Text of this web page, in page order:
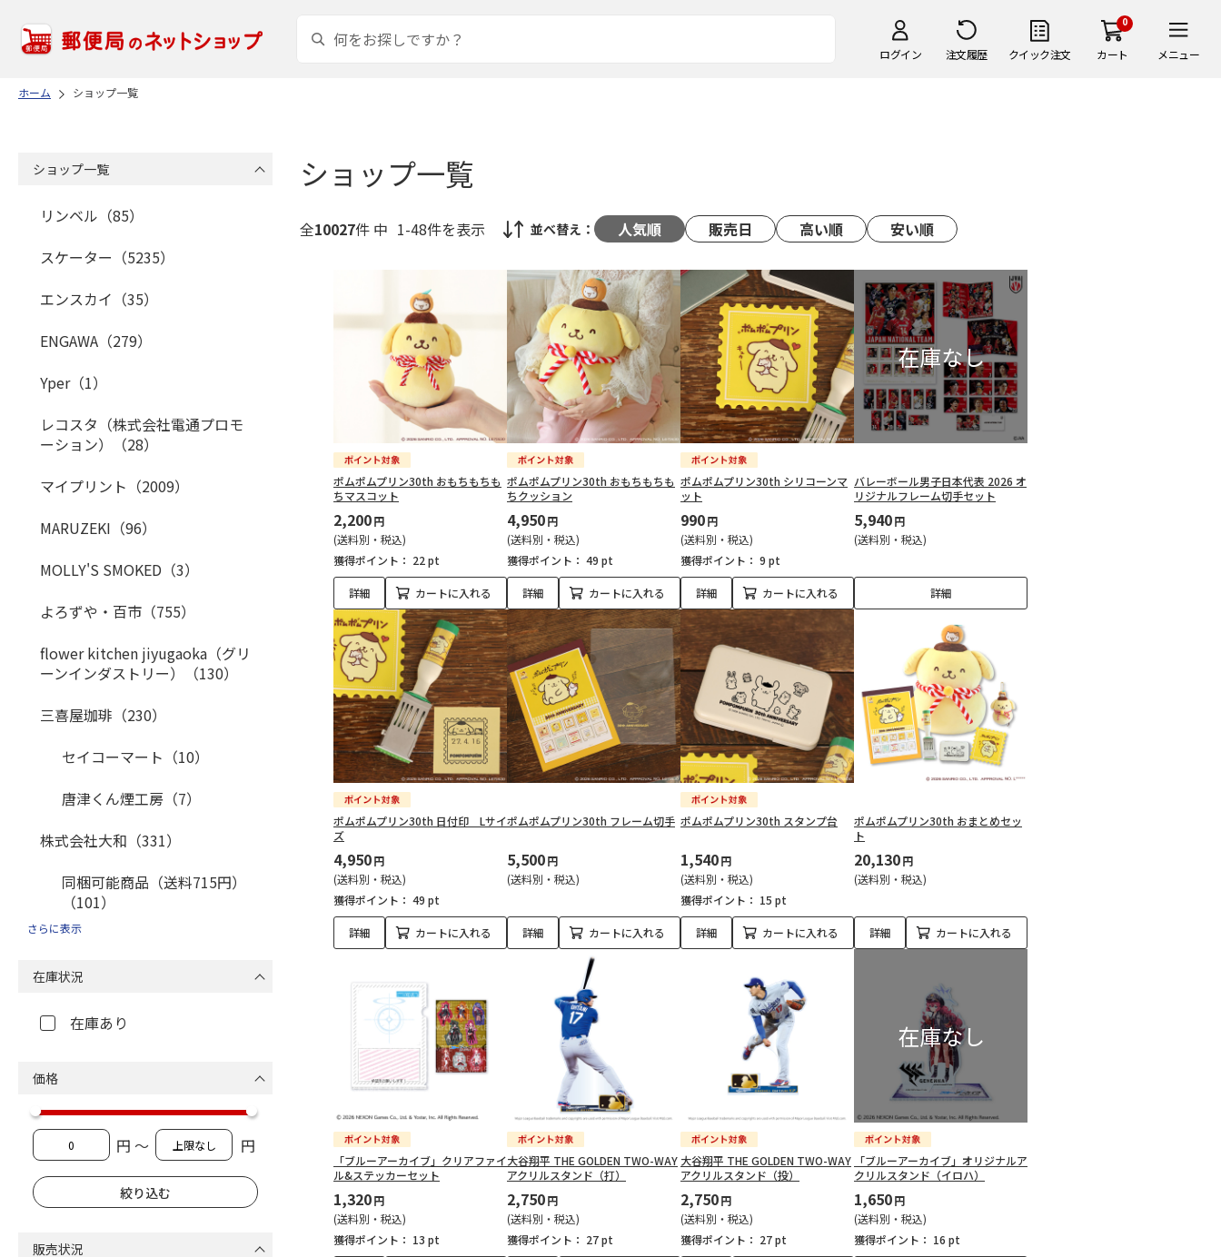
ログイン 注文履歴 クイック注文
0
カート メニュー
ホーム ショップ一覧
ショップ一覧
全10027件 中 1-48件を表示 並べ替え： 人気順 販売日 高い順 安い順
ポムポムプリン30th おもちもちも
ちマスコット
2,200円
(送料別・税込)
獲得ポイント： 22 pt
詳細 カートに入れる
ポムポムプリン30th おもちもちも
ちクッション
4,950円
(送料別・税込)
獲得ポイント： 49 pt
詳細 カートに入れる
ポムポムプリン30th シリコーンマ
ット
990円
(送料別・税込)
獲得ポイント： 9 pt
詳細 カートに入れる
バレーボール男子日本代表 2026 オ
リジナルフレーム切手セット
5,940円
(送料別・税込)
詳細
ポムポムプリン30th 日付印 Lサイ
ズ
4,950円
(送料別・税込)
獲得ポイント： 49 pt
詳細 カートに入れる
ポムポムプリン30th フレーム切手
5,500円
(送料別・税込)
詳細 カートに入れる
ポムポムプリン30th スタンプ台
1,540円
(送料別・税込)
獲得ポイント： 15 pt
詳細 カートに入れる
ポムポムプリン30th おまとめセッ
ト
20,130円
(送料別・税込)
詳細 カートに入れる
「ブルーアーカイブ」クリアファイ
ル&ステッカーセット
1,320円
(送料別・税込)
獲得ポイント： 13 pt
大谷翔平 THE GOLDEN TWO-WAY
アクリルスタンド（打）
2,750円
(送料別・税込)
獲得ポイント： 27 pt
大谷翔平 THE GOLDEN TWO-WAY
アクリルスタンド（投）
2,750円
(送料別・税込)
獲得ポイント： 27 pt
「ブルーアーカイブ」オリジナルア
クリルスタンド（イロハ）
1,650円
(送料別・税込)
獲得ポイント： 16 pt
ショップ一覧
リンベル（85）
スケーター（5235）
エンスカイ（35）
ENGAWA（279）
Yper（1）
レコスタ（株式会社電通プロモ
ーション）（28）
マイプリント（2009）
MARUZEKI（96）
MOLLY'S SMOKED（3）
よろずや・百市（755）
flower kitchen jiyugaoka（グリ
ーンインダストリー）（130）
三喜屋珈琲（230）
セイコーマート（10）
唐津くん煙工房（7）
株式会社大和（331）
同梱可能商品（送料715円）
（101）
福山黒酢（5）
the snuggle shop（59）
TimeLabo（9）
Femone（25）
武州養蜂園（10）
広島西部水産（3）
さらに表示
在庫状況
在庫あり
価格
円 ～ 円
販売状況